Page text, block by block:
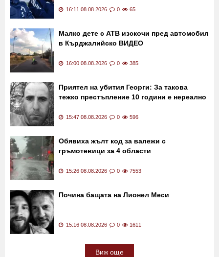
16:11 08.08.2026 0 65
Малко дете с АТВ изскочи пред автомобил
в Кърджалийско ВИДЕО
16:00 08.08.2026 0 385
Приятел на убития Георги: За такова
тежко престъпление 10 години е нереално
15:47 08.08.2026 0 596
Обявиха жълт код за валежи с
гръмотевици за 4 области
15:26 08.08.2026 0 7553
Почина бащата на Лионел Меси
15:16 08.08.2026 0 1611
Виж още